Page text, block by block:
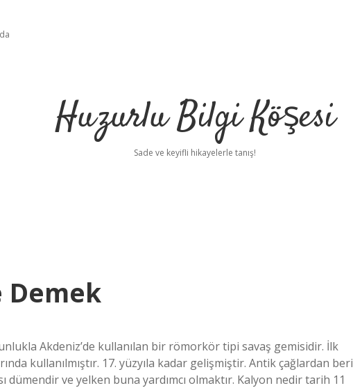
Huzurlu Bilgi Köşesi
Sade ve keyifli hikayelerle tanış!
Demek
Akdeniz’de kullanılan bir römorkör tipi savaş gemisidir. İlk
kullanılmıştır. 17. yüzyıla kadar gelişmiştir. Antik çağlardan beri
dümendir ve yelken buna yardımcı olmaktır. Kalyon nedir tarih 11